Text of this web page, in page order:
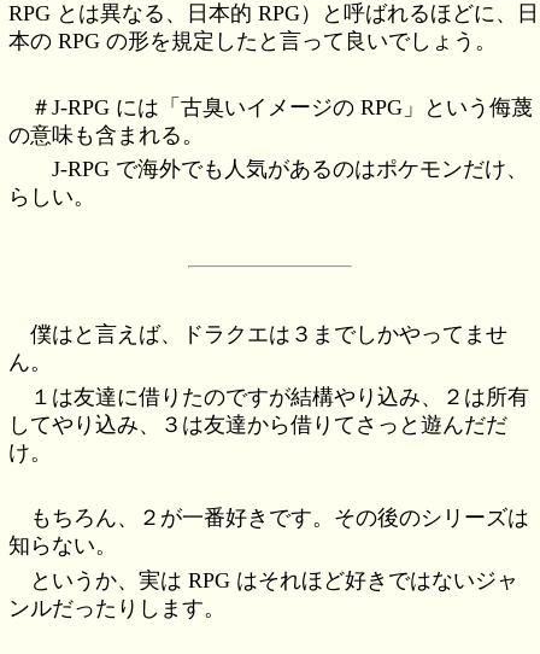
RPG とは異なる、日本的 RPG）と呼ばれるほどに、日
本の RPG の形を規定したと言って良いでしょう。
＃J-RPG には「古臭いイメージの RPG」という侮蔑
の意味も含まれる。
J-RPG で海外でも人気があるのはポケモンだけ、
らしい。
僕はと言えば、ドラクエは３までしかやってませ
ん。
１は友達に借りたのですが結構やり込み、２は所有
してやり込み、３は友達から借りてさっと遊んだだ
け。
もちろん、２が一番好きです。その後のシリーズは
知らない。
というか、実は RPG はそれほど好きではないジャ
ンルだったりします。